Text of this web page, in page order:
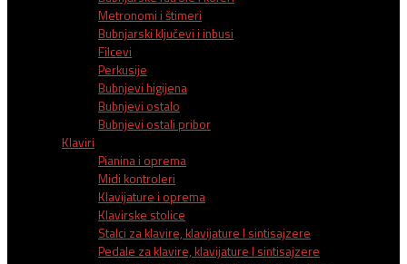
Metronomi i štimeri
Bubnjarski ključevi i inbusi
Filcevi
Perkusije
Bubnjevi higijena
Bubnjevi ostalo
Bubnjevi ostali pribor
Klaviri
Pianina i oprema
Midi kontroleri
Klavijature i oprema
Klavirske stolice
Stalci za klavire, klavijature I sintisajzere
Pedale za klavire, klavijature I sintisajzere